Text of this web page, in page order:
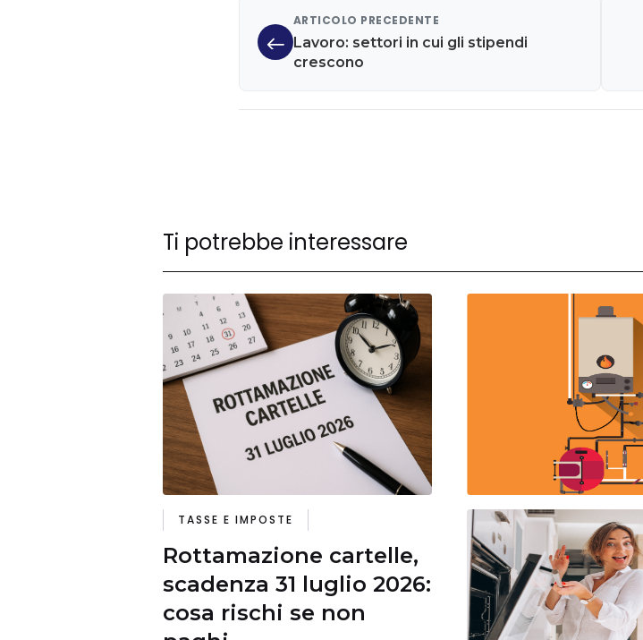
ARTICOLO PRECEDENTE
Lavoro: settori in cui gli stipendi
crescono
Ti potrebbe interessare
TASSE E IMPOSTE
Rottamazione cartelle,
scadenza 31 luglio 2026:
cosa rischi se non